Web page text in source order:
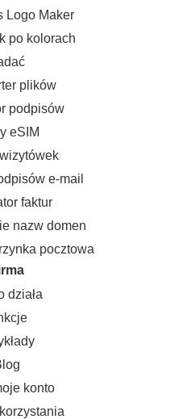
Logo Maker
po kolorach
plików
podpisów
eSIM
e-mail
faktur
nazw domen
pocztowa
działa
konto